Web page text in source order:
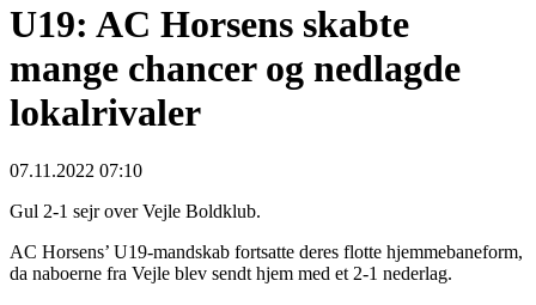
U19: AC Horsens skabte
mange chancer og nedlagde
lokalrivaler
07.11.2022 07:10
Gul 2-1 sejr over Vejle Boldklub.
AC Horsens’ U19-mandskab fortsatte deres flotte hjemmebaneform,
da naboerne fra Vejle blev sendt hjem med et 2-1 nederlag.